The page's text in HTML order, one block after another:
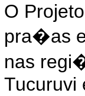
O
pra�as
nas
Tucuruvi